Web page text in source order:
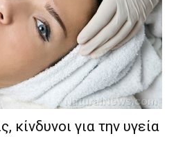
κίνδυνοι για την υγεία